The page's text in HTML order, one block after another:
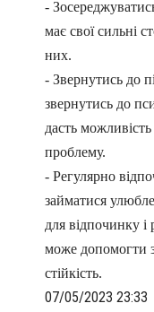
-
має свої сильні
них.
- Звернутись до
звернутись до
дасть
проблему.
- Регулярно
займатися
для відпочинку і
може допомогти
стійкість.
07/05/2023 23:33